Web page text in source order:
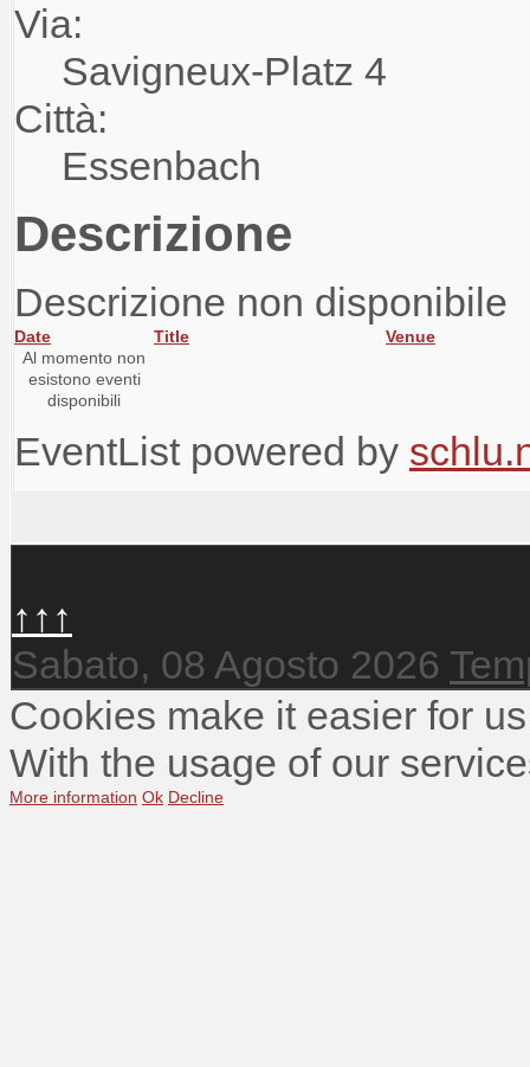
Via:
Savigneux-Platz 4
Città:
Essenbach
Descrizione
Descrizione non disponibile
Date Title
Venue
Al momento non
esistono eventi
disponibili
EventList powered by
↑↑↑
Sabato, 08 Agosto 2026
Cookies make it easier for
With the usage of our
More information Ok Decline